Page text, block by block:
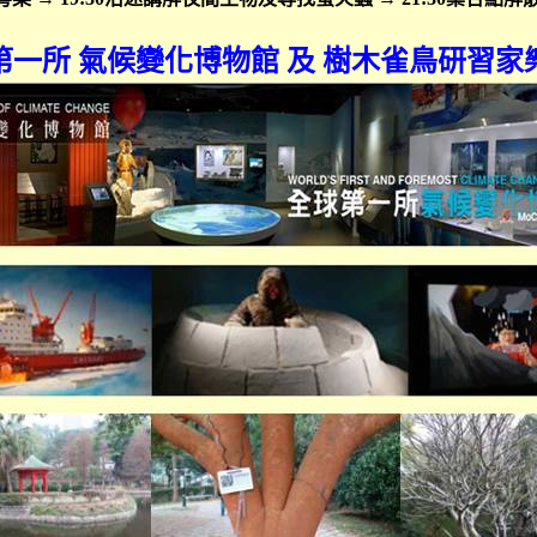
一所 氣候變化博物館 及 樹木雀鳥研習家